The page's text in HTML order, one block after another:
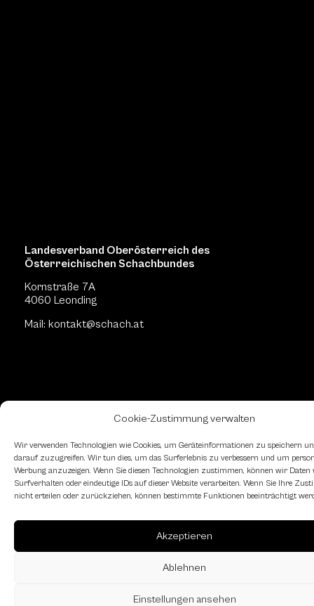
Cookie-Zustimmung verwalten
Wir verwenden Technologien wie Cookies, um Geräteinformationen zu speichern
darauf zuzugreifen. Wir tun dies, um das Surferlebnis zu verbessern und um
Werbung anzuzeigen. Wenn Sie diesen Technologien zustimmen, können wir Daten
Surfverhalten oder eindeutige IDs auf dieser Website verarbeiten. Wenn Sie Ihre
nicht erteilen oder zurückziehen, können bestimmte Funktionen beeinträchtigt
Akzeptieren
Ablehnen
Einstellungen ansehen
Landesverband Oberösterreich des
Österreichischen Schachbundes
Kornstraße 7A
4060 Leonding
Mail: kontakt@schach.at
Österreichischen Schachbundes
Cookie-Richtlinie (EU) Datenschutz